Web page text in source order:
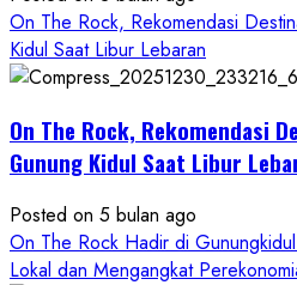
Padukan
Keindahan
Alam
Wisata
Kekinian
On The Rock, Rekomendasi
Kidul Saat Libur Lebaran
On The Rock, Rekomendasi
Gunung Kidul Saat Libur
Posted on 5 bulan ago
On The Rock Hadir di
Lokal dan Mengangkat